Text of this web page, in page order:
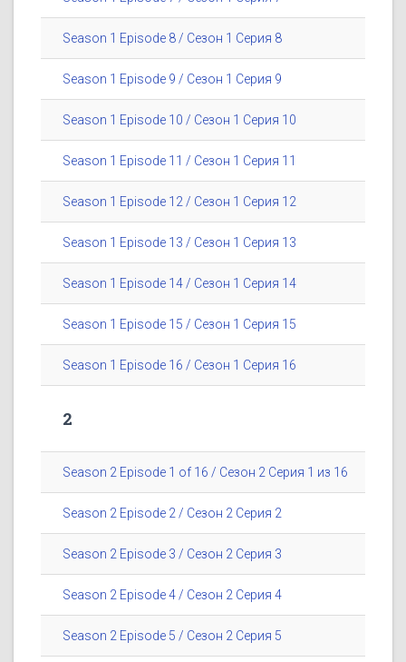
Season 1 Episode 8 / Сезон 1 Серия 8
Season 1 Episode 9 / Сезон 1 Серия 9
Season 1 Episode 10 / Сезон 1 Серия 10
Season 1 Episode 11 / Сезон 1 Серия 11
Season 1 Episode 12 / Сезон 1 Серия 12
Season 1 Episode 13 / Сезон 1 Серия 13
Season 1 Episode 14 / Сезон 1 Серия 14
Season 1 Episode 15 / Сезон 1 Серия 15
Season 1 Episode 16 / Сезон 1 Серия 16
2
Season 2 Episode 1 of 16 / Сезон 2 Серия 1 из 16
Season 2 Episode 2 / Сезон 2 Серия 2
Season 2 Episode 3 / Сезон 2 Серия 3
Season 2 Episode 4 / Сезон 2 Серия 4
Season 2 Episode 5 / Сезон 2 Серия 5